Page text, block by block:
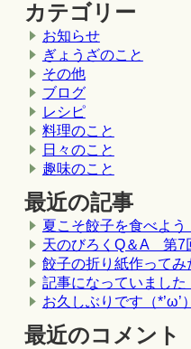
カテゴリー
お知らせ
ぎょうざのこと
その他
ブログ
レシピ
料理のこと
日々のこと
趣味のこと
最近の記事
夏こそ餃子を食べよう
天のびろくQ＆A 第7
餃子の折り紙作ってみ
記事になっていました
お久しぶりです（*’ω’）
最近のコメント